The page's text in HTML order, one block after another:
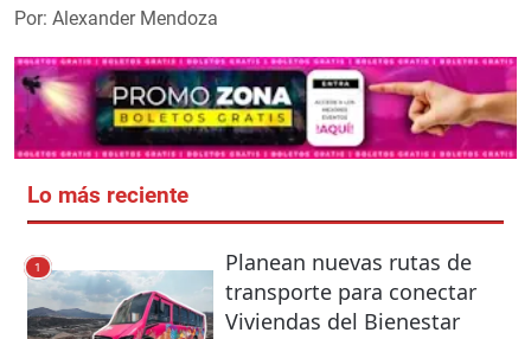
Por: Alexander Mendoza
Lo más reciente
1
Planean nuevas rutas de
transporte para conectar
Viviendas del Bienestar